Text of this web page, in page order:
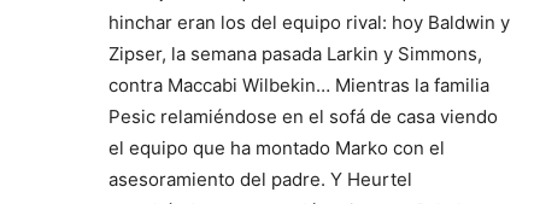
hinchar eran los del equipo rival: hoy Baldwin y
Zipser, la semana pasada Larkin y Simmons,
contra Maccabi Wilbekin… Mientras la familia
Pesic relamiéndose en el sofá de casa viendo
el equipo que ha montado Marko con el
asesoramiento del padre. Y Heurtel